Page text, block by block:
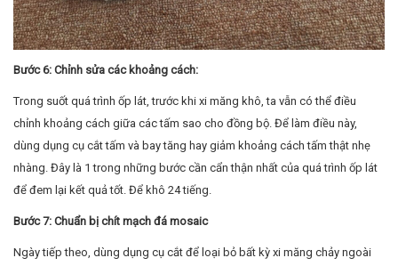
Bước 6: Chỉnh sửa các khoảng cách:
Trong suốt quá trình ốp lát, trước khi xi măng khô, ta vẫn có thể điều
chỉnh khoảng cách giữa các tấm sao cho đồng bộ. Để làm điều này,
dùng dụng cụ cắt tấm và bay tăng hay giảm khoảng cách tấm thật nhẹ
nhàng. Đây là 1 trong những bước cần cẩn thận nhất của quá trình ốp lát
để đem lại kết quả tốt. Để khô 24 tiếng.
Bước 7: Chuẩn bị chít mạch đá mosaic
Ngày tiếp theo, dùng dụng cụ cắt để loại bỏ bất kỳ xi măng chảy ngoài